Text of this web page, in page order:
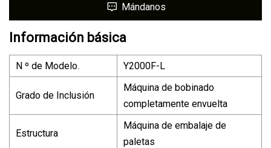
Mándanos
Información básica
N º de Modelo. Y2000F-L
Grado de Inclusión
Máquina de bobinado
completamente envuelta
Estructura
Máquina de embalaje de
paletas